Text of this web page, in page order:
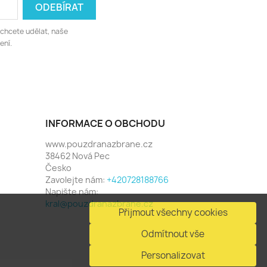
Přijmout všechny cookies
Odmítnout vše
Personalizovat
udělat, naše
INFORMACE O OBCHODU
www.pouzdranazbrane.cz
38462 Nová Pec
Česko
Zavolejte nám: +420728188766
Napište nám:
kral@pouzdranazbrane.cz